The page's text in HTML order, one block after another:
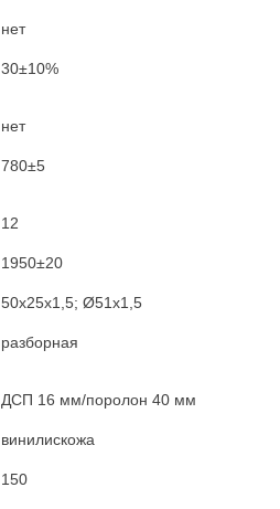
нет
30±10%
нет
780±5
12
1950±20
50х25х1,5; Ø51х1,5
разборная
ДСП 16 мм/поролон 40 мм
винилискожа
150